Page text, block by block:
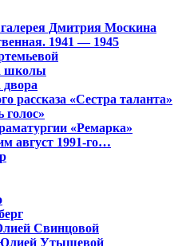
Дмитрия Москина
1941 — 1945
школы
двора
рассказа «Сестра таланта»
голос»
«Ремарка»
август 1991-го…
Свинцовой
Юлией Утышевой